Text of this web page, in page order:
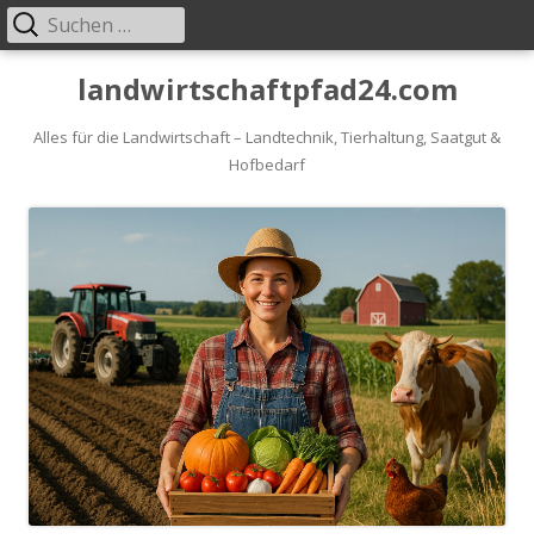
Inhalt
landwirtschaftpfad24.com
Alles für die Landwirtschaft – Landtechnik, Tierhaltung, Saatgut &
Hofbedarf
Primäres
Menü
Suche
nach: